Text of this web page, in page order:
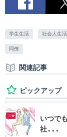
学生生活 社会人生活
同僚
関連記事
ピックアップ
いつで
社...